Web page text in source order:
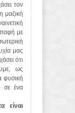
τον
μαζική
με
μας
ότι
ως
φυσική
σε ένα
είναι